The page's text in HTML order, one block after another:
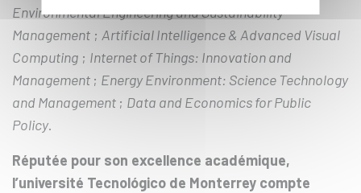
Environmental Engineering and Sustainability
Management ; Artificial Intelligence & Advanced Visual
Computing ; Internet of Things: Innovation and
Management ; Energy Environment: Science Technology
and Management ; Data and Economics for Public
Policy.
Réputée pour son excellence académique,
l’université Tecnológico de Monterrey compte